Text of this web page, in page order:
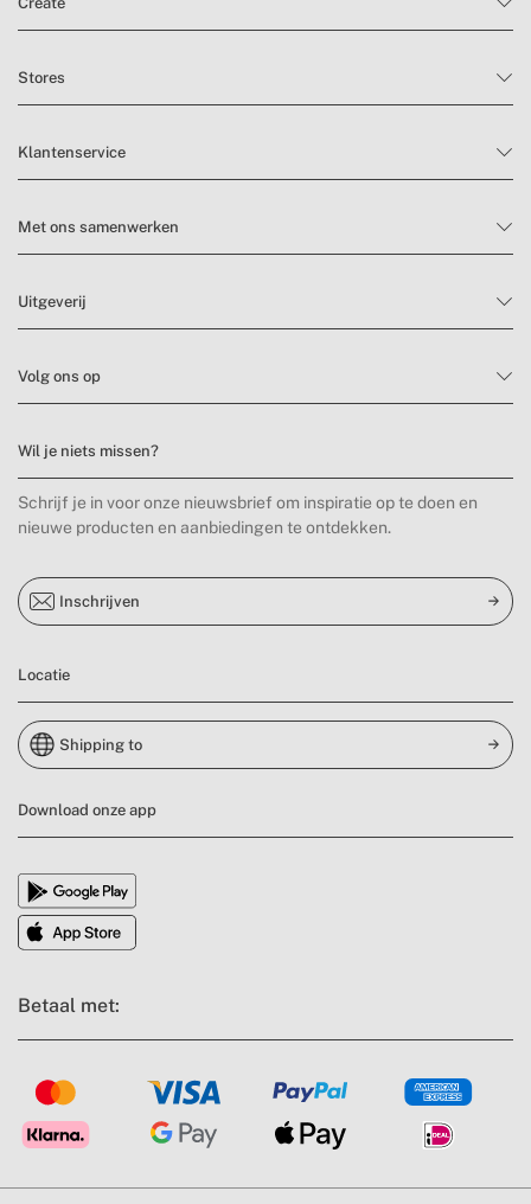
Stores
Klantenservice
Met ons samenwerken
Uitgeverij
Volg ons op
Wil je niets missen?
Schrijf je in voor onze nieuwsbrief om inspiratie op te doen en
nieuwe producten en aanbiedingen te ontdekken.
Inschrijven
Locatie
Shipping to
Download onze app
Betaal met: